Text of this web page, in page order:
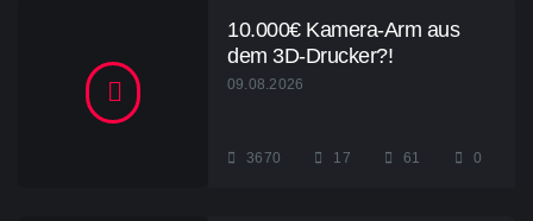
10.000€ Kamera-Arm aus
dem 3D-Drucker?!
09.08.2026
3670 17 61 0